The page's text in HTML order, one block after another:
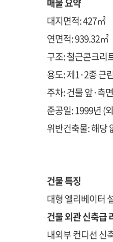
매물 요약
대지면적: 427㎡
연면적: 939.32㎡
구조: 철근콘크리
용도: 제1·2종 근
주차: 건물 앞·측
준공일: 1999년 (
위반건축물: 해당
건물 특징
대형 엘리베이터
건물 외관 신축급
내외부 컨디션 신